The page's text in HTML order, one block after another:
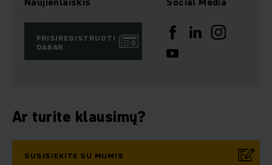
PRISIREGISTRUOTI
DABAR
Ar turite klausimų?
SUSISIEKITE SU MUMIS